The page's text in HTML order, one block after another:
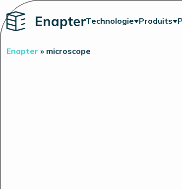
Technologie Produits
Enapter » microscope